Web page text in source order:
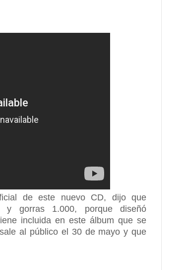
de este nuevo CD, dijo que
gorras 1.000, porque diseñó
incluida en este álbum que se
al público el 30 de mayo y que